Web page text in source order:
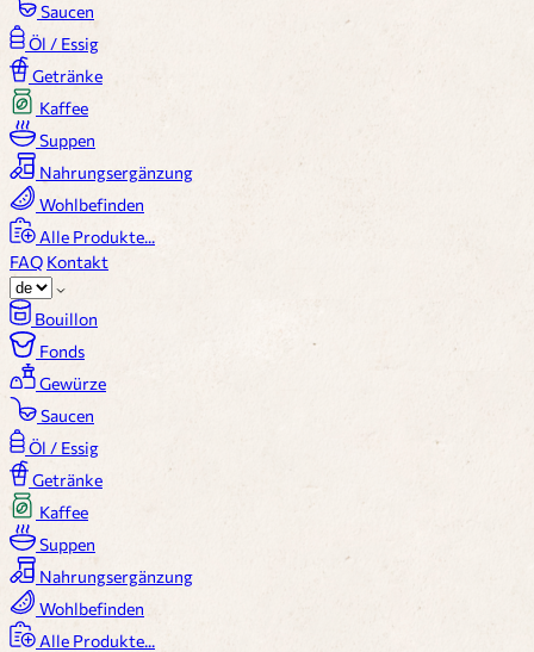
Saucen
Öl / Essig
Getränke
Kaffee
Suppen
Nahrungsergänzung
Wohlbefinden
Alle Produkte...
FAQ Kontakt
Bouillon
Fonds
Gewürze
Saucen
Öl / Essig
Getränke
Kaffee
Suppen
Nahrungsergänzung
Wohlbefinden
Alle Produkte...